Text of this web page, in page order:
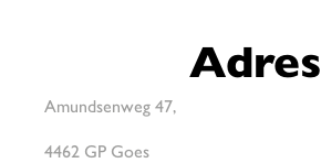
Adres
Amundsenweg 47,
4462 GP Goes